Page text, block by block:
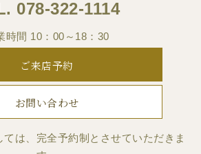
078-322-1114
時間 10：00～18：30
ご来店予約
お問い合わせ
ては、完全予約制とさせていただきま